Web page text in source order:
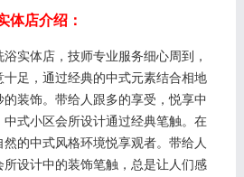
体店介绍：
实体店，技师专业服务细心周到，
足，通过经典的中式元素结合相地
装饰。带给人跟多的享受，悦享中
式小区会所设计通过经典笔触。在
的中式风格环境悦享观者。带给人
设计中的装饰笔触，总是让人们感